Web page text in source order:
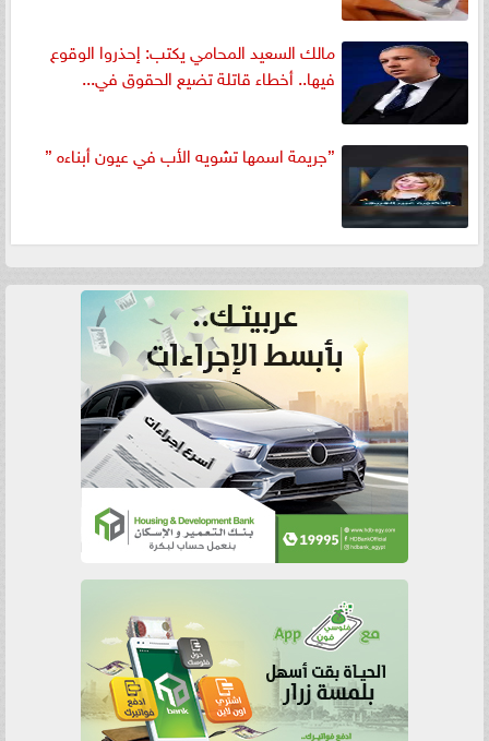
مالك السعيد المحامي يكتب: إحذروا الوقوع
فيها.. أخطاء قاتلة تضيع الحقوق في...
”جريمة اسمها تشويه الأب في عيون أبناءه ”